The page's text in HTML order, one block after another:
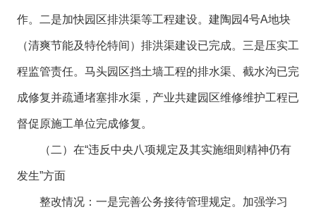
作。二是加快园区排洪渠等工程建设。建陶园4号A地块
（清爽节能及特伦特间）排洪渠建设已完成。三是压实工
程监管责任。马头园区挡土墙工程的排水渠、截水沟已完
成修复并疏通堵塞排水渠，产业共建园区维修维护工程已
督促原施工单位完成修复。
（二）在“违反中央八项规定及其实施细则精神仍有
发生”方面
整改情况：一是完善公务接待管理规定。加强学习